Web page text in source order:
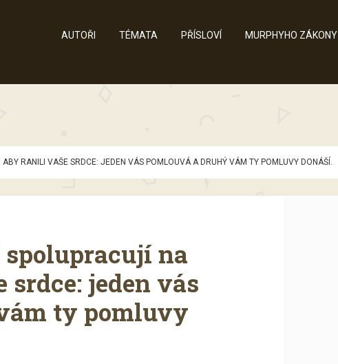
AUTOŘI TÉMATA PŘÍSLOVÍ MURPHYHO ZÁKONY
RANILI VAŠE SRDCE: JEDEN VÁS POMLOUVÁ A DRUHÝ VÁM TY POMLUVY DONÁŠÍ.
na
jeden vás
ty pomluvy